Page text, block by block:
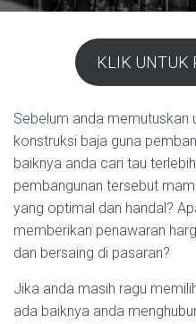
KLIK UNTUK
Sebelum anda memutuskan
konstruksi baja guna
baiknya anda cari tau
pembangunan tersebut
yang optimal dan handal?
memberikan penawaran
dan bersaing di pasaran?
Jika anda masih ragu
ada baiknya anda